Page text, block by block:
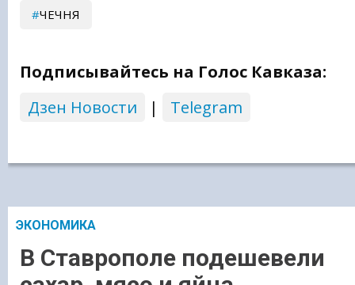
ЧЕЧНЯ
Подписывайтесь на Голос Кавказа:
Дзен Новости
| Telegram
ЭКОНОМИКА
В Ставрополе подешевели